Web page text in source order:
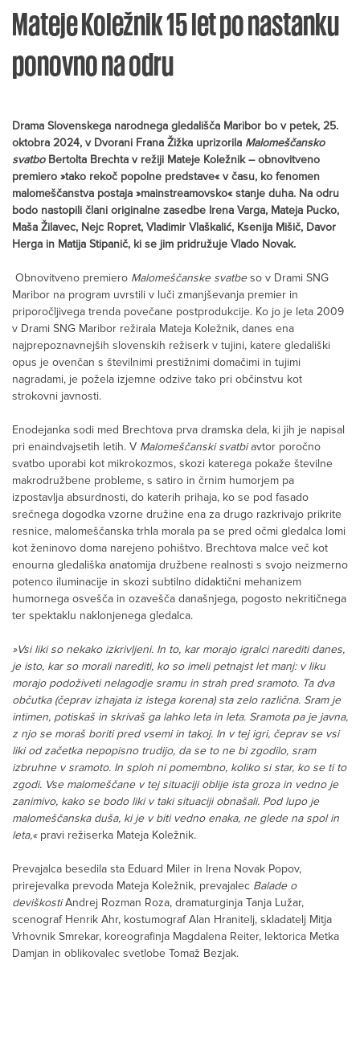
Mateje Koležnik 15 let po nastanku
ponovno na odru
Drama Slovenskega narodnega gledališča Maribor bo v petek, 25.
oktobra 2024, v Dvorani Frana Žižka uprizorila Malomeščansko
svatbo Bertolta Brechta v režiji Mateje Koležnik – obnovitveno
premiero »tako rekoč popolne predstave« v času, ko fenomen
malomeščanstva postaja »mainstreamovsko« stanje duha. Na odru
bodo nastopili člani originalne zasedbe Irena Varga, Mateja Pucko,
Maša Žilavec, Nejc Ropret, Vladimir Vlaškalić, Ksenija Mišič, Davor
Herga in Matija Stipanič, ki se jim pridružuje Vlado Novak.
Obnovitveno premiero Malomeščanske svatbeso v Drami SNG
Maribor na program uvrstili v luči zmanjševanja premier in
priporočljivega trenda povečane postprodukcije. Ko jo je leta 2009
v Drami SNG Maribor režirala Mateja Koležnik, danes ena
najprepoznavnejših slovenskih režiserk v tujini, katere gledališki
opus je ovenčan s številnimi prestižnimi domačimi in tujimi
nagradami, je požela izjemne odzive tako pri občinstvu kot
strokovni javnosti.
Enodejanka sodi med Brechtova prva dramska dela, ki jih je napisal
pri enaindvajsetih letih. V Malomeščanski svatbiavtor poročno
svatbo uporabi kot mikrokozmos, skozi katerega pokaže številne
makrodružbene probleme, s satiro in črnim humorjem pa
izpostavlja absurdnosti, do katerih prihaja, ko se pod fasado
srečnega dogodka vzorne družine ena za drugo razkrivajo prikrite
resnice, malomeščanska trhla morala pa se pred očmi gledalca lomi
kot ženinovo doma narejeno pohištvo. Brechtova malce več kot
enourna gledališka anatomija družbene realnosti s svojo neizmerno
potenco iluminacije in skozi subtilno didaktični mehanizem
humornega osvešča in ozavešča današnjega, pogosto nekritičnega
ter spektaklu naklonjenega gledalca.
»Vsi liki so nekako izkrivljeni. In to, kar morajo igralci narediti danes,
je isto, kar so morali narediti, ko so imeli petnajst let manj: v liku
morajo podoživeti nelagodje sramu in strah pred sramoto. Ta dva
občutka (čeprav izhajata iz istega korena) sta zelo različna. Sram je
intimen, potiskaš in skrivaš ga lahko leta in leta. Sramota pa je javna,
z njo se moraš boriti pred vsemi in takoj. In v tej igri, čeprav se vsi
liki od začetka nepopisno trudijo, da se to ne bi zgodilo, sram
izbruhne v sramoto. In sploh ni pomembno, koliko si star, ko se ti to
zgodi. Vse malomeščane v tej situaciji oblije ista groza in vedno je
zanimivo, kako se bodo liki v taki situaciji obnašali. Pod lupo je
malomeščanska duša, ki je v biti vedno enaka, ne glede na spol in
leta,«pravi režiserka Mateja Koležnik.
Prevajalca besedila sta Eduard Miler in Irena Novak Popov,
prirejevalka prevoda Mateja Koležnik, prevajalec Balade o
deviškostiAndrej Rozman Roza, dramaturginja Tanja Lužar,
scenograf Henrik Ahr, kostumograf Alan Hranitelj, skladatelj Mitja
Vrhovnik Smrekar, koreografinja Magdalena Reiter, lektorica Metka
Damjan in oblikovalec svetlobe Tomaž Bezjak.